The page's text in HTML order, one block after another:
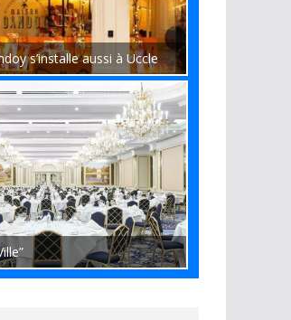
s’installe aussi à Uccle